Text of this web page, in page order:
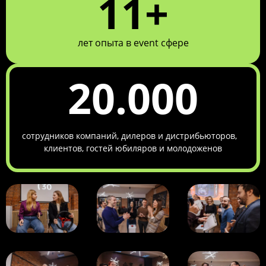
11+
лет опыта в event сфере
20.000
сотрудников компаний, дилеров и дистрибьюторов,
клиентов, гостей юбиляров и молодоженов